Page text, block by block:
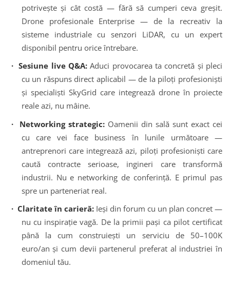
potrivește și cât costă — fără să cumperi ceva greșit.
Drone profesionale Enterprise — de la recreativ la
sisteme industriale cu senzori LiDAR, cu un expert
disponibil pentru orice întrebare.
· Sesiune live Q&A: Aduci provocarea ta concretă și pleci
cu un răspuns direct aplicabil — de la piloți profesioniști
și specialiști SkyGrid care integrează drone în proiecte
reale azi, nu mâine.
· Networking strategic:Oamenii din sală sunt exact cei
cu care vei face business în lunile următoare —
antreprenori care integrează azi, piloți profesioniști care
caută contracte serioase, ingineri care transformă
industrii. Nu e networking de conferință. E primul pas
spre un parteneriat real.
· Claritate în carieră:Ieși din forum cu un plan concret —
nu cu inspirație vagă. De la primii pași ca pilot certificat
până la cum construiești un serviciu de 50–100K
euro/an și cum devii partenerul preferat al industriei în
domeniul tău.